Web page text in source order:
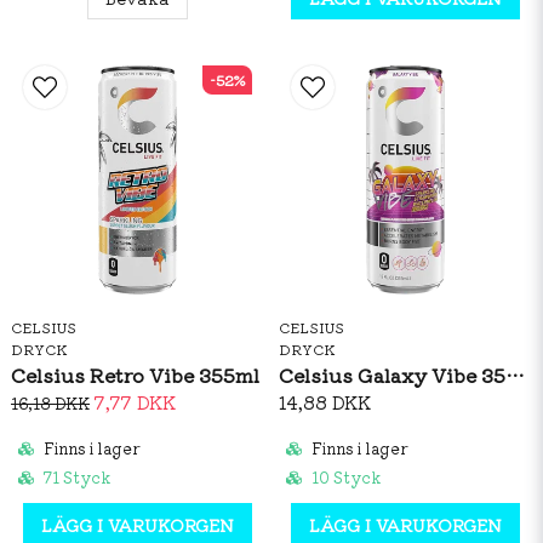
CELSIUS
DRYCK
Celsius Retro Vibe 355ml
16,18 DKK 7,77 DKK
Finns i lager
71 Styck
LÄGG I VARUKORGEN
-52%
CELSIUS
DRYCK
Celsius Galaxy Vibe 355ml
14,88 DKK
Finns i lager
10 Styck
LÄGG I VARUKORGEN